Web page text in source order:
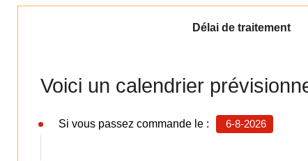
Délai de traitement
Voici un calendrier
Si vous passez commande le : 6-8-2026